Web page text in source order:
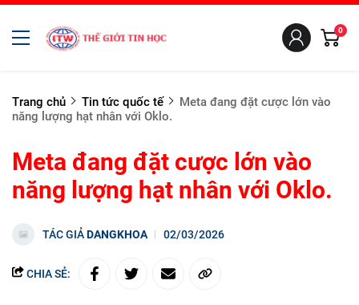
0
Trang chủ Tin tức quốc tế
Meta đang đặt cược lớn vào
năng lượng hạt nhân với Oklo.
Meta đang đặt cược lớn vào
năng lượng hạt nhân với Oklo.
TÁC GIẢDANGKHOA 02/03/2026
CHIA SẺ: